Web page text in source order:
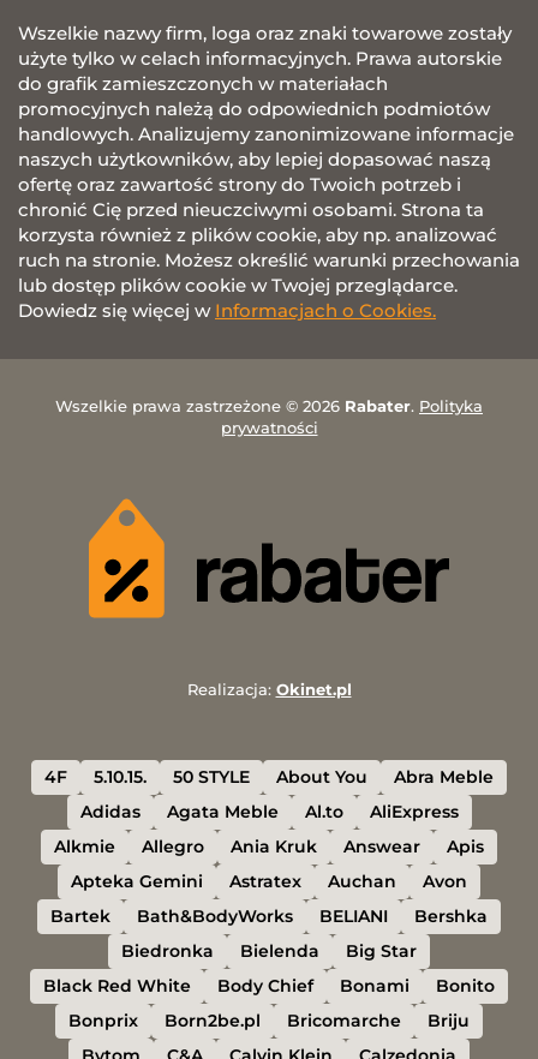
Wszelkie nazwy firm, loga oraz znaki towarowe zostały
użyte tylko w celach informacyjnych. Prawa autorskie
do grafik zamieszczonych w materiałach
promocyjnych należą do odpowiednich podmiotów
handlowych. Analizujemy zanonimizowane informacje
naszych użytkowników, aby lepiej dopasować naszą
ofertę oraz zawartość strony do Twoich potrzeb i
chronić Cię przed nieuczciwymi osobami. Strona ta
korzysta również z plików cookie, aby np. analizować
ruch na stronie. Możesz określić warunki przechowania
lub dostęp plików cookie w Twojej przeglądarce.
Dowiedz się więcej w Informacjach o Cookies.
Wszelkie prawa zastrzeżone © 2026 Rabater. Polityka
prywatności
Realizacja: Okinet.pl
4F 5.10.15. 50 STYLE About You
Abra Meble
Adidas
Agata Meble Al.to
AliExpress
Alkmie
Allegro Ania Kruk Answear
Apis
Apteka Gemini
Astratex Auchan
Avon
Bartek
Bath&BodyWorks BELIANI
Bershka
Biedronka
Bielenda
Big Star
Black Red White
Body Chief Bonami
Bonito
Bonprix
Born2be.pl Bricomarche
Briju